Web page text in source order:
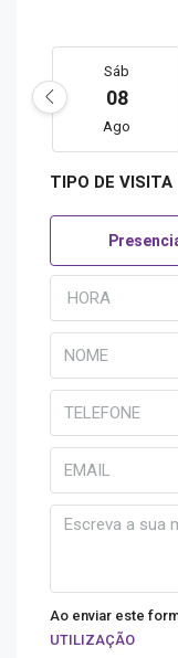
Sáb
08
Ago
TIPO DE VISITA
HORA
Ao enviar este
UTILIZAÇÃO